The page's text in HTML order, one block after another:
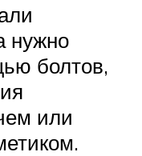
нужно
болтов,
или